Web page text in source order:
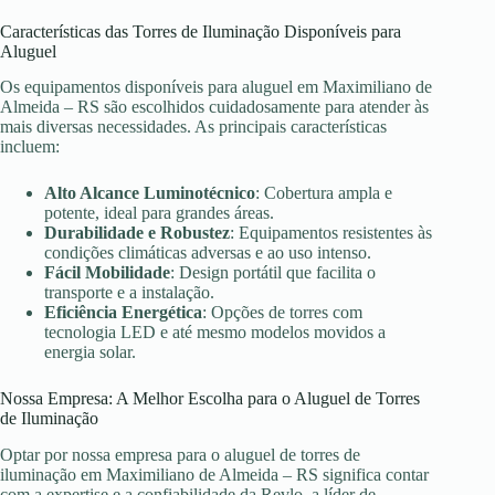
Características das Torres de Iluminação Disponíveis para
Aluguel
Os equipamentos disponíveis para aluguel em Maximiliano de
Almeida – RS são escolhidos cuidadosamente para atender às
mais diversas necessidades. As principais características
incluem:
Alto Alcance Luminotécnico: Cobertura ampla e
potente, ideal para grandes áreas.
Durabilidade e Robustez: Equipamentos resistentes às
condições climáticas adversas e ao uso intenso.
Fácil Mobilidade: Design portátil que facilita o
transporte e a instalação.
Eficiência Energética: Opções de torres com
tecnologia LED e até mesmo modelos movidos a
energia solar.
Nossa Empresa: A Melhor Escolha para o Aluguel de Torres
de Iluminação
Optar por nossa empresa para o aluguel de torres de
iluminação em Maximiliano de Almeida – RS significa contar